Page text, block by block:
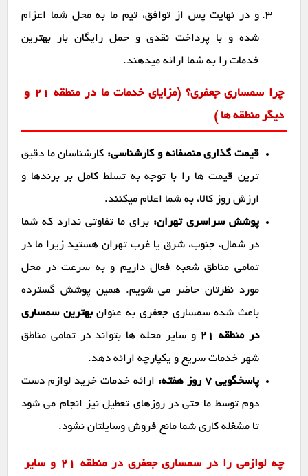
و در نهایت پس از توافق، تیم ما به محل شما اعزام
شده و با پرداخت نقدی و حمل رایگان بار بهترین
خدمات را به شما ارائه میدهند.
چرا سمساری جعفری؟ (مزایای خدمات ما در منطقه 21 و
دیگر منطقه ها )
قیمت گذاری منصفانه و کارشناسی: کارشناسان ما دقیق
ترین قیمت ها را با توجه به تسلط کامل بر برندها و
ارزش روز کالا، به شما اعلام میکنند.
پوشش سراسری تهران: برای ما تفاوتی ندارد که شما
در شمال، جنوب، شرق یا غرب تهران هستید زیرا ما در
تمامی مناطق شعبه فعال داریم و به سرعت در محل
مورد نظرتان حاضر می شویم. همین پوشش گسترده
باعث شده سمساری جعفری به عنوانبهترین سمساری
در منطقه 21
و سایر محله ها بتواند در تمامی مناطق
شهر خدمات سریع و یکپارچه ارائه دهد.
پاسخگویی ۷ روز هفته:
ارائه خدمات خرید لوازم دست
دوم توسط ما حتی در روزهای تعطیل نیز انجام می شود
تا مشغله کاری شما مانع فروش وسایلتان نشود.
چه لوازمی را در سمساری جعفری در منطقه 21 و سایر